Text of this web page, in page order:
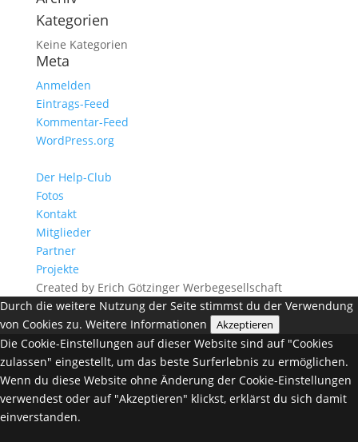
Kategorien
Keine Kategorien
Meta
Anmelden
Eintrags-Feed
Kommentar-Feed
WordPress.org
Der Help-Club
Fotos
Kontakt
Mitglieder
Partner
Projekte
Created by Erich Götzinger Werbegesellschaft
Durch die weitere Nutzung der Seite stimmst du der Verwendung
von Cookies zu. Weitere Informationen Akzeptieren
Die Cookie-Einstellungen auf dieser Website sind auf "Cookies
zulassen" eingestellt, um das beste Surferlebnis zu ermöglichen.
Wenn du diese Website ohne Änderung der Cookie-Einstellungen
verwendest oder auf "Akzeptieren" klickst, erklärst du sich damit
einverstanden.